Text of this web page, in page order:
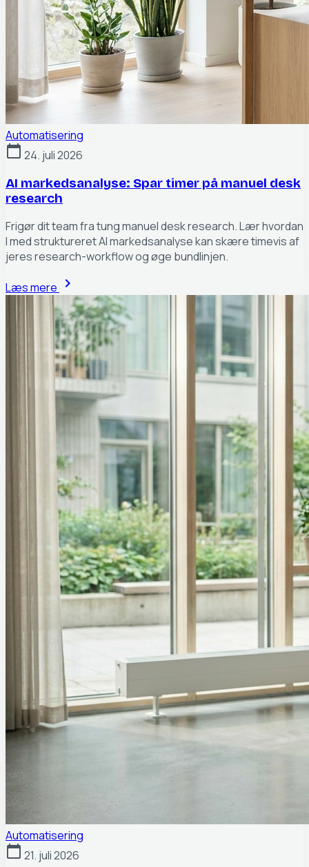
Automatisering
calendar_today 24. juli 2026
AI markedsanalyse: Spar timer på manuel desk
research
Frigør dit team fra tung manuel desk research. Lær hvordan
I med struktureret AI markedsanalyse kan skære timevis af
jeres research-workflow og øge bundlinjen.
Læs mere chevron_right
Automatisering
calendar_today 21. juli 2026